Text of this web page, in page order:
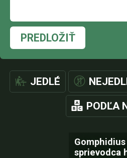
PREDLOŽIŤ
JEDLÉ
PODĽA
sprievodca